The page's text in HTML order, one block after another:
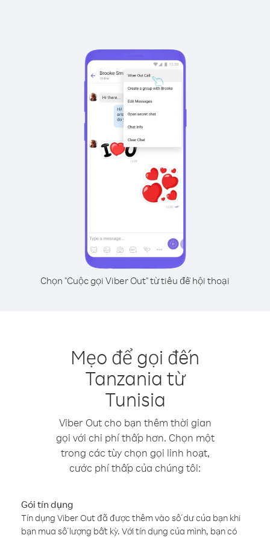
Chọn "Cuộc gọi Viber Out" từ tiêu đề hội thoại
Mẹo để gọi đến
Tanzania từ
Tunisia
Viber Out cho bạn thêm thời gian
gọi với chi phí thấp hơn. Chọn một
trong các tùy chọn gọi linh hoạt,
cước phí thấp của chúng tôi:
Gói tín dụng
Tín dụng Viber Out đã được thêm vào số dư của bạn khi
bạn mua số lượng bất kỳ. Với tín dụng của mình, bạn có